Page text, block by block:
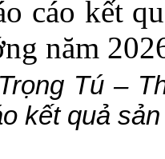
Tú –
kết quả